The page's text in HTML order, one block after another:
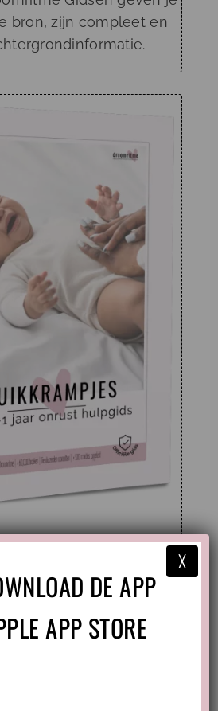
bron, zijn compleet en
Officieel ,Ritmeen
DE APP
APP STORE
X